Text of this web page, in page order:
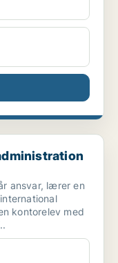
til Globa...
ansvar, lærer en
kontorelev med